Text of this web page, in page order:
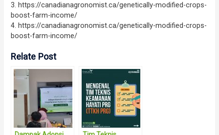
3. https://canadianagronomist.ca/genetically-modified-crops-
boost-farm-income/
4. https://canadianagronomist.ca/genetically-modified-crops-
boost-farm-income/
Relate Post